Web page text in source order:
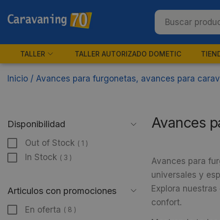
TALLER TALLER AUTORIZADO DOMETIC
Inicio / Avances para furgonetas, avances para
Avances
Avances para
universales y
Explora
confort.
Disponibilidad
Out of Stock ( 1 )
In Stock ( 3 )
Articulos con promociones
En oferta ( 8 )